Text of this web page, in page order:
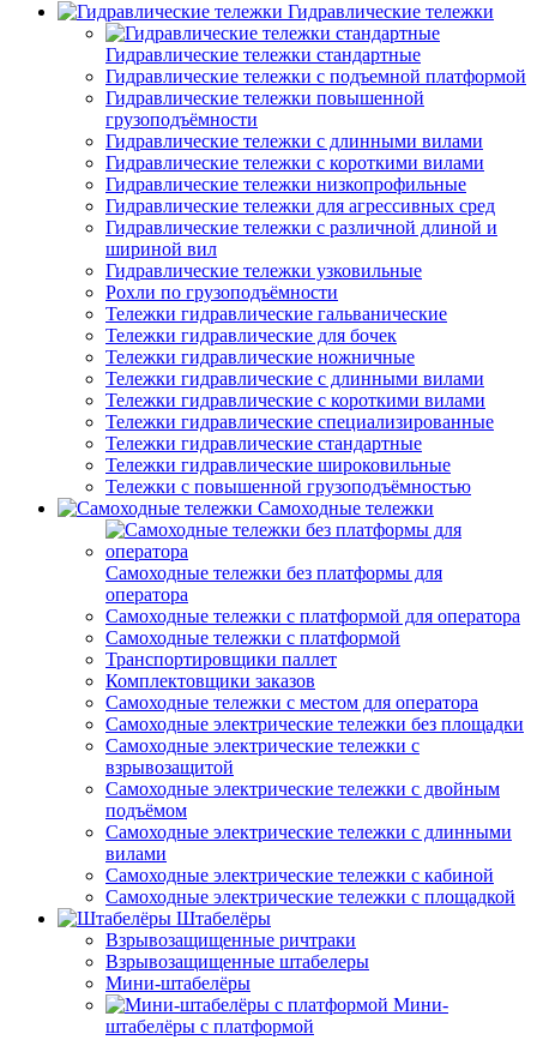
Гидравлические тележки
Гидравлические тележки стандартные
Гидравлические тележки с подъемной платформой
Гидравлические тележки повышенной
грузоподъёмности
Гидравлические тележки с длинными вилами
Гидравлические тележки с короткими вилами
Гидравлические тележки низкопрофильные
Гидравлические тележки для агрессивных сред
Гидравлические тележки с различной длиной и
шириной вил
Гидравлические тележки узковильные
Рохли по грузоподъёмности
Тележки гидравлические гальванические
Тележки гидравлические для бочек
Тележки гидравлические ножничные
Тележки гидравлические с длинными вилами
Тележки гидравлические с короткими вилами
Тележки гидравлические специализированные
Тележки гидравлические стандартные
Тележки гидравлические широковильные
Тележки с повышенной грузоподъёмностью
Самоходные тележки
Самоходные тележки без платформы для
оператора
Самоходные тележки с платформой для оператора
Самоходные тележки с платформой
Транспортировщики паллет
Комплектовщики заказов
Самоходные тележки с местом для оператора
Самоходные электрические тележки без площадки
Самоходные электрические тележки с
взрывозащитой
Самоходные электрические тележки с двойным
подъёмом
Самоходные электрические тележки с длинными
вилами
Самоходные электрические тележки с кабиной
Самоходные электрические тележки с площадкой
Штабелёры
Взрывозащищенные ричтраки
Взрывозащищенные штабелеры
Мини-штабелёры
Мини-
штабелёры с платформой